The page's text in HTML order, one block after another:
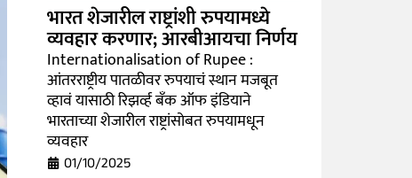
भारत शेजारील राष्ट्रांशी रुपयामध्ये
व्यवहार करणार; आरबीआयचा निर्णय
Internationalisation of Rupee :
आंतरराष्ट्रीय पातळीवर रुपयाचं स्थान मजबूत
व्हावं यासाठी रिझर्व्ह बँक ऑफ इंडियाने
भारताच्या शेजारील राष्ट्रांसोबत रुपयामधून
व्यवहार
01/10/2025